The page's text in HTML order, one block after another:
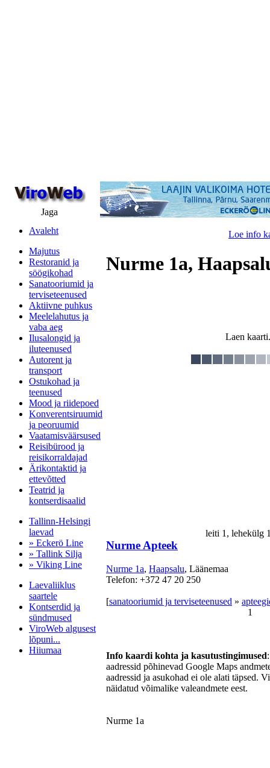
Jaga
Avaleht
Majutus
Restoranid ja
söögikohad
Sanatooriumid ja
terviseteenused
Aktiivne puhkus
Meelelahutus ja
vaba aeg
Ilusalongid ja
iluteenused
Autorent ja
transport
Ostukohad ja
teenused
Mood ja riidepoed
Konverentsiruumid
ja peoruumid
Vaatamisväärsused
Reisibürood ja
reisikorraldajad
Ärikontaktid ja
ettevõtted
Teatrid ja
kontserdisaalid
Tallinn-Helsingi
laevad
» Eckerö Line
» Tallink Silja
» Viking Line
Laevaliiklus
saartele
Kontserdid ja
sündmused
ViroWeb algusest
lõpuni...
Hiiumaa
Loe info
Nurme 1a,
Laen
leiti 1,
Nurme Apteek
Nurme 1a, Haapsalu, Läänemaa
Telefon: +372 47 20 250
[sanatooriumid ja terviseteenused »
1
Info kaardi kohta ja kasutustingimused
aadressid põhinevad Google Maps
aadressid ja asukohad ei ole alati täpsed.
näidatud võimalike valeandmete eest.
Nurme 1a